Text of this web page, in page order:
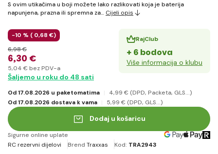
S ovim utikačima u boji možete lako razlikovati koja je baterija
napunjena, prazna ili spremna za… Cijeli opis
-10 % ( 0,68 €)
6,30 €
6,98 €
5,04 € bez PDV-a
RajClub
+ 6 bodova
Više informacija o klubu
Šaljemo u roku do 48 sati
Od 17.08.2026 u paketomatima 4,99 € (DPD, Packeta, GLS...)
Od 17.08.2026 dostava k vama
5,99 € (DPD, GLS...)
Dodaj u košaricu
Sigurne online uplate
RC rezervni dijelovi
Brend Traxxas Kod: TRA2943